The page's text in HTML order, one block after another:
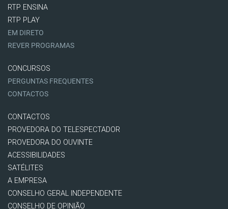
RTP ENSINA
RTP PLAY
EM DIRETO
REVER PROGRAMAS
CONCURSOS
PERGUNTAS FREQUENTES
CONTACTOS
CONTACTOS
PROVEDORA DO TELESPECTADOR
PROVEDORA DO OUVINTE
ACESSIBILIDADES
SATÉLITES
A EMPRESA
CONSELHO GERAL INDEPENDENTE
CONSELHO DE OPINIÃO